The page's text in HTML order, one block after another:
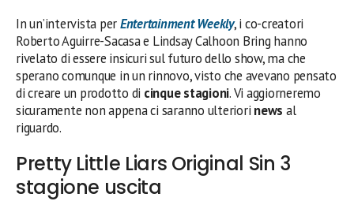
In un’intervista perEntertainment Weekly, i co-creatori
Roberto Aguirre-Sacasa e Lindsay Calhoon Bring hanno
rivelato di essere insicuri sul futuro dello show, ma che
sperano comunque in un rinnovo, visto che avevano pensato
di creare un prodotto di cinque stagioni. Vi aggiorneremo
sicuramente non appena ci saranno ulteriori news al
riguardo.
Pretty Little Liars Original Sin 3
stagione uscita